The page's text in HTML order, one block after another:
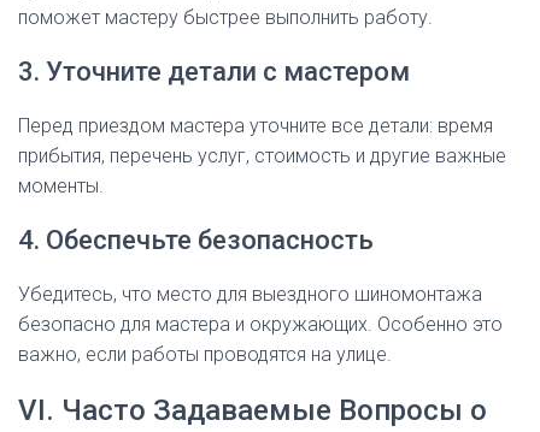
поможет мастеру быстрее выполнить работу.
3. Уточните детали с мастером
Перед приездом мастера уточните все детали: время
прибытия, перечень услуг, стоимость и другие важные
моменты.
4. Обеспечьте безопасность
Убедитесь, что место для выездного шиномонтажа
безопасно для мастера и окружающих. Особенно это
важно, если работы проводятся на улице.
VI. Часто Задаваемые Вопросы о